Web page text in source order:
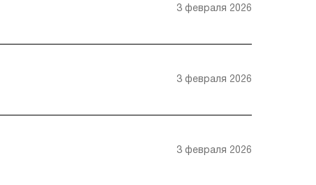
3 февраля 2026
3 февраля 2026
3 февраля 2026